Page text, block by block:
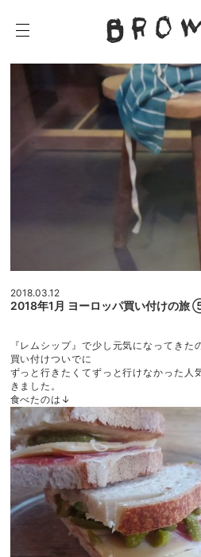
content
Journey
Shop
About
Sign In
Cart(0)
ご利用ガイド
利用規約
プライバシーポリシー
特定商取引法に基づく表記
2018.03.12
2018年1月 ヨーロッパ買い付けの旅
『レムシップ』で少し元気になってき
買い付けついでに
ずっと行きたくてずっと行けなかった
きました。
食べたのは↓